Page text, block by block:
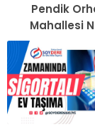
Pendik
Mahallesi